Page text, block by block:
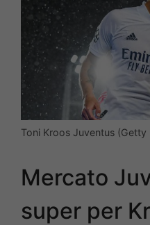
Toni Kroos Juventus (Getty
Mercato
super per